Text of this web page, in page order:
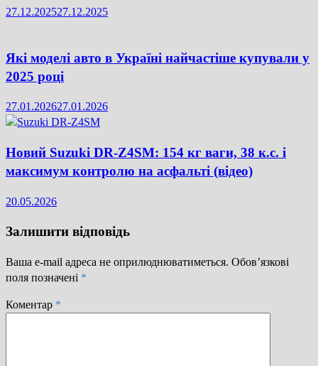
27.12.202527.12.2025
Які моделі авто в Україні найчастіше купували у
2025 році
27.01.202627.01.2026
Новий Suzuki DR-Z4SM: 154 кг ваги, 38 к.с. і
максимум контролю на асфальті (відео)
20.05.2026
Залишити відповідь
Ваша e-mail адреса не оприлюднюватиметься. Обов’язкові
поля позначені *
Коментар *